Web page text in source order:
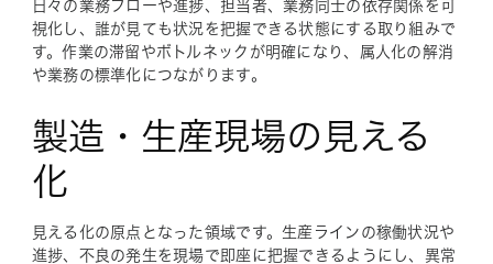
日々の業務フローや進捗、担当者、業務同士の依存関係を可
視化し、誰が見ても状況を把握できる状態にする取り組みで
す。作業の滞留やボトルネックが明確になり、属人化の解消
や業務の標準化につながります。
製造・生産現場の見える
化
見える化の原点となった領域です。生産ラインの稼働状況や
進捗、不良の発生を現場で即座に把握できるようにし、異常